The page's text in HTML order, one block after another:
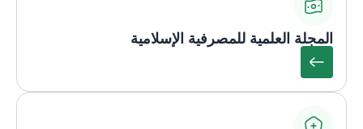
المجلة العلمية للمصرفية الإسلامية